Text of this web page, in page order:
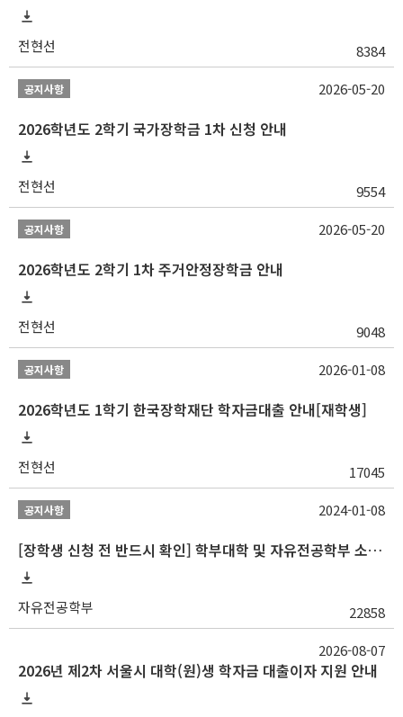
전현선 8384
공지사항
2026학년도 2학기 국가장학금 1차 신청 안내
전현선 9554
2026-05-20
공지사항
2026학년도 2학기 1차 주거안정장학금 안내
전현선 9048
2026-05-20
공지사항
2026학년도 1학기 한국장학재단 학자금대출 안내[재학생]
전현선 17045
2026-01-08
공지사항
[장학생 신청 전 반드시 확인] 학부대학 및 자유전공학부 소속 학생 장학 통합 공지사항
자유전공학부 22858
2024-01-08
2026년 제2차 서울시 대학(원)생 학자금 대출이자 지원 안내
2026-08-07